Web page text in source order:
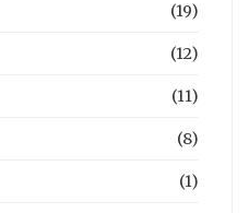
(19)
(12)
(11)
(8)
(1)